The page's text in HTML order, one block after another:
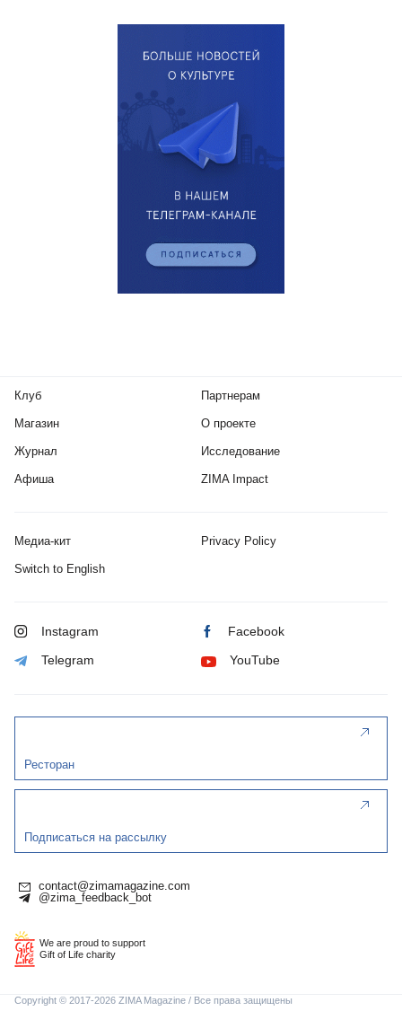
Клуб
Магазин
Журнал
Афиша
Партнерам
О проекте
Исследование
ZIMA Impact
Медиа-кит Privacy Policy
Switch to English
Instagram Facebook
Telegram YouTube
Ресторан
Подписаться на рассылку
contact@zimamagazine.com
@zima_feedback_bot
We are proud to support
Gift of Life charity
Copyright © 2017-2026 ZIMA Magazine / Все права защищены